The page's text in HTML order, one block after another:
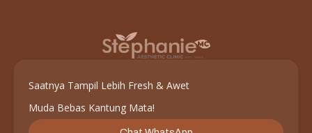
Saatnya Tampil Lebih Fresh & Awet
Muda Bebas Kantung Mata!